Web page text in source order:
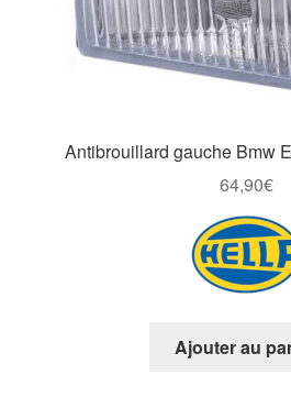
Antibrouillard gauche Bmw
64,90€
Ajouter au